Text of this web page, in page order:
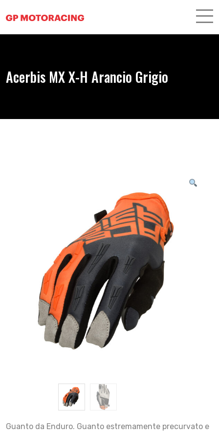
Acerbis MX X-H Arancio Grigio
Guanto da Enduro. Guanto estremamente precurvato e